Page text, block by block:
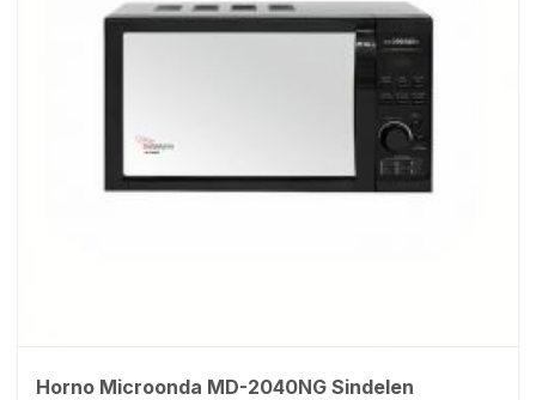
Horno Microonda MD-2040NG Sindelen